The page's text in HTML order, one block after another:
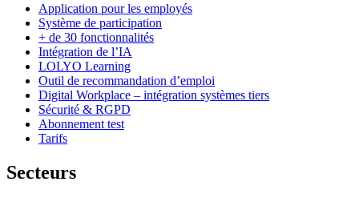
Application pour les employés
Système de participation
+ de 30 fonctionnalités
Intégration de l’IA
LOLYO Learning
Outil de recommandation d’emploi
Digital Workplace – intégration systèmes tiers
Sécurité & RGPD
Abonnement test
Tarifs
Secteurs